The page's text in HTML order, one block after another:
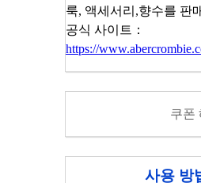
룩, 액세서리,향수를 판
공식 사이트：
https://
쿠폰
사용 방